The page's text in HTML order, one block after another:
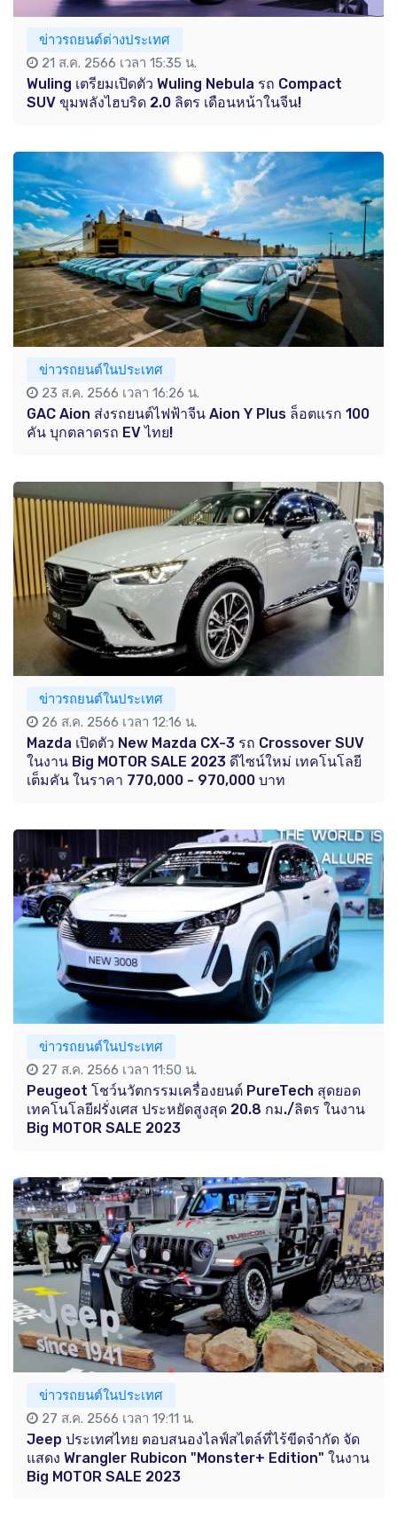
ข่าวรถยนต์ต่างประเทศ
21 ส.ค. 2566 เวลา 15:35 น.
Wuling เตรียมเปิดตัว Wuling Nebula รถ Compact
SUV ขุมพลังไฮบริด 2.0 ลิตร เดือนหน้าในจีน!
ข่าวรถยนต์ในประเทศ
23 ส.ค. 2566 เวลา 16:26 น.
GAC Aion ส่งรถยนต์ไฟฟ้าจีน Aion Y Plus ล็อตแรก 100
คัน บุกตลาดรถ EV ไทย!
ข่าวรถยนต์ในประเทศ
26 ส.ค. 2566 เวลา 12:16 น.
Mazda เปิดตัว New Mazda CX-3 รถ Crossover SUV
ในงาน Big MOTOR SALE 2023 ดีไซน์ใหม่ เทคโนโลยี
เต็มคัน ในราคา 770,000 - 970,000 บาท
ข่าวรถยนต์ในประเทศ
27 ส.ค. 2566 เวลา 11:50 น.
Peugeot โชว์นวัตกรรมเครื่องยนต์ PureTech สุดยอด
เทคโนโลยีฝรั่งเศส ประหยัดสูงสุด 20.8 กม./ลิตร ในงาน
Big MOTOR SALE 2023
ข่าวรถยนต์ในประเทศ
27 ส.ค. 2566 เวลา 19:11 น.
Jeep ประเทศไทย ตอบสนองไลฟ์สไตล์ที่ไร้ขีดจำกัด จัด
แสดง Wrangler Rubicon "Monster+ Edition" ในงาน
Big MOTOR SALE 2023